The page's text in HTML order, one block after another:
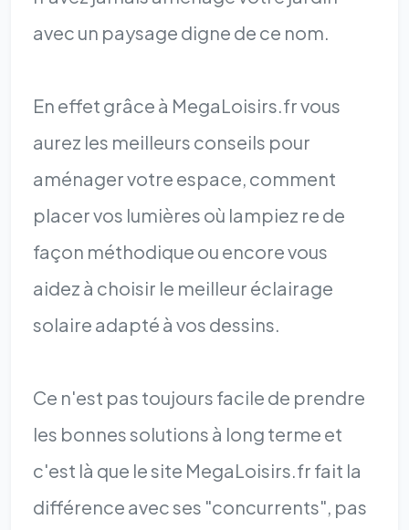
avec un paysage digne de ce nom.
En effet grâce à MegaLoisirs.fr vous
aurez les meilleurs conseils pour
aménager votre espace, comment
placer vos lumières où lampiez re de
façon méthodique ou encore vous
aidez à choisir le meilleur éclairage
solaire adapté à vos dessins.
Ce n'est pas toujours facile de prendre
les bonnes solutions à long terme et
c'est là que le site MegaLoisirs.fr fait la
différence avec ses "concurrents", pas